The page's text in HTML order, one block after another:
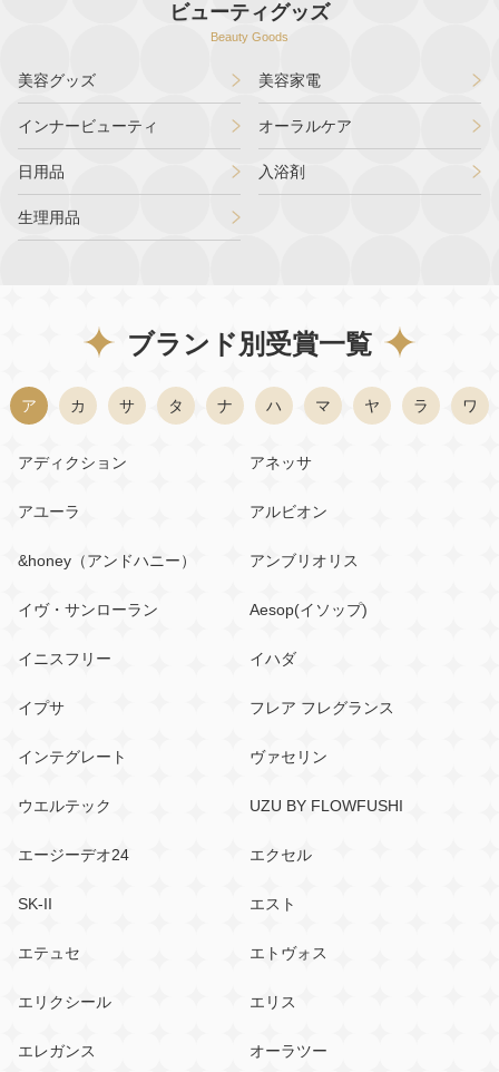
ビューティグッズ
Beauty Goods
美容グッズ 美容家電
インナービューティ オーラルケア
日用品 入浴剤
生理用品
ブランド別受賞一覧
ア カ サ タ ナ ハ マ ヤ ラ ワ
アディクション アネッサ
アユーラ アルビオン
&honey（アンドハニー） アンブリオリス
イヴ・サンローラン Aesop(イソップ)
イニスフリー イハダ
イプサ フレア フレグランス
インテグレート ヴァセリン
ウエルテック UZU BY FLOWFUSHI
エージーデオ24 エクセル
SK-II エスト
エテュセ エトヴォス
エリクシール エリス
エレガンス オーラツー